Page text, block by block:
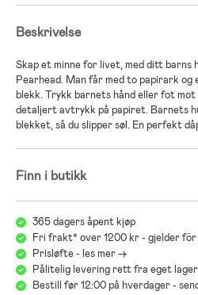
Beskrivelse
Skap et minne for livet, med ditt
Pearhead. Man får med to papirark og
blekk. Trykk barnets hånd eller fot
detaljert avtrykk på papiret. Barnets
blekket, så du slipper søl. En perfekt
Finn i butikk
365 dagers åpent kjøp
Fri frakt* over 1200 kr - gjelder
Prisløfte - les mer ->
Pålitelig levering rett fra eget lager
Bestill før 12:00 på hverdager -